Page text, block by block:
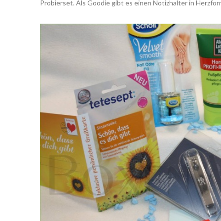
Probierset. Als Goodie gibt es einen Notizhalter in